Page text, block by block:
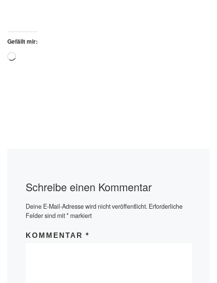
Gefällt mir:
Wird geladen …
Schreibe einen Kommentar
Deine E-Mail-Adresse wird nicht veröffentlicht. Erforderliche
Felder sind mit*markiert
KOMMENTAR *